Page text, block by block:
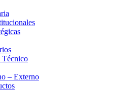
Técnico
– Externo